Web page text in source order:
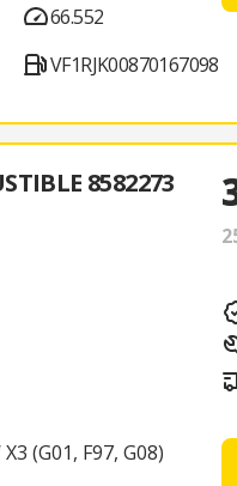
66.552
VF1RJK00870167098
8582273
(G01, F97, G08)